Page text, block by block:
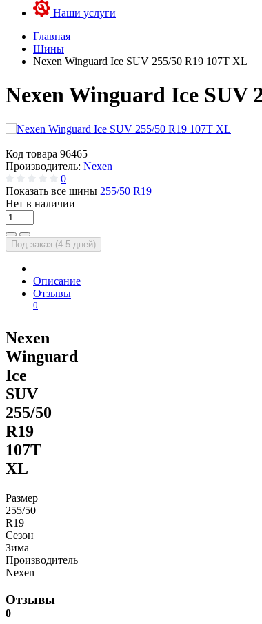
Наши услуги
Главная
Шины
Nexen Winguard Ice SUV 255/50 R19 107T XL
Nexen Winguard Ice SUV
Код товара 96465
Производитель: Nexen
0
Показать все шины 255/50 R19
Нет в наличии
Под заказ (4-5 дней)
Описание
Отзывы
0
Nexen
Winguard
Ice
SUV
255/50
R19
107T
XL
Размер
255/50
R19
Сезон
Зима
Производитель
Nexen
Отзывы
0